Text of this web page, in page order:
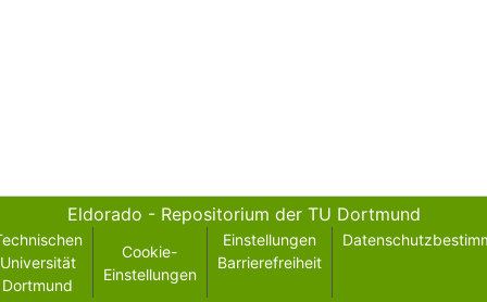
Eldorado - Repositorium der TU Dortmund
Universität
Dortmund
Cookie-
Einstellungen
Einstellungen
Barrierefreiheit